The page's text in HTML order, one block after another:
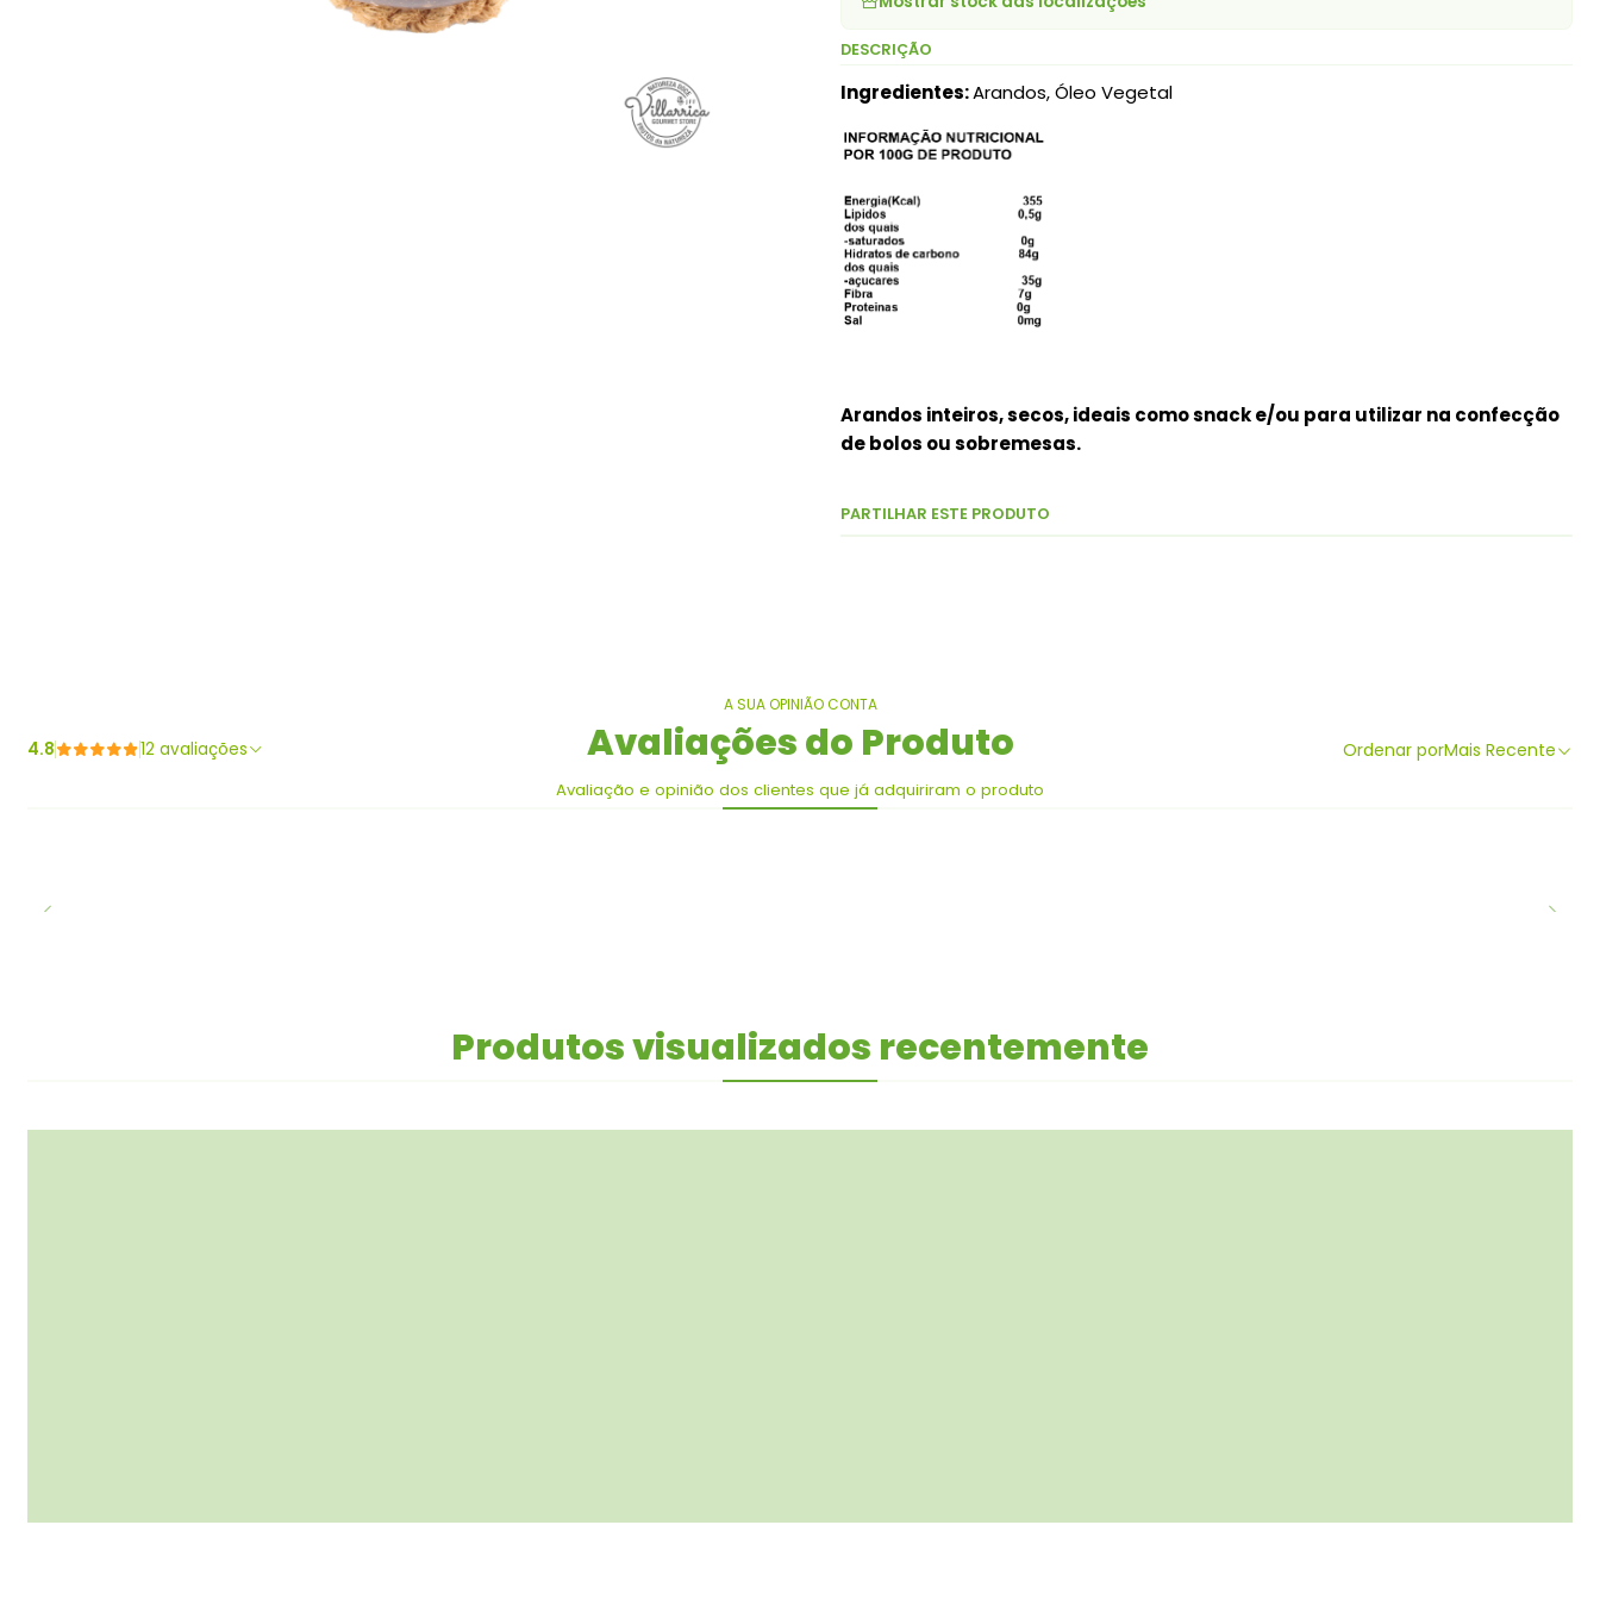
DESCRIÇÃO
Ingredientes:Arandos, Óleo Vegetal
Arandos inteiros, secos, ideais como snack e/ou para utilizar na confecção
de bolos ou sobremesas.
PARTILHAR ESTE PRODUTO
A SUA OPINIÃO CONTA
Avaliações do Produto
Avaliação e opinião dos clientes que já adquiriram o produto
4.8 12 avaliações Ordenar porMais Recente
Produtos visualizados recentemente